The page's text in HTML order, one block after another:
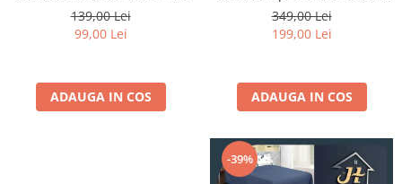
Albe De Mar
139,00 Lei
99,00 Lei
ADAUGA IN COS
Pietre Si Fluturi
349,00 Lei
199,00 Lei
ADAUGA IN COS
-39%